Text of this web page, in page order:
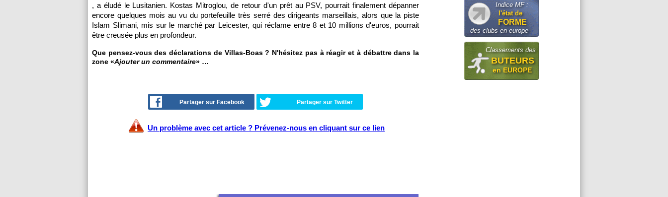
, a éludé le Lusitanien. Kostas Mitroglou, de retour d'un prêt au PSV, pourrait finalement dépanner
encore quelques mois au vu du portefeuille très serré des dirigeants marseillais, alors que la piste
Islam Slimani, mis sur le marché par Leicester, qui réclame entre 8 et 10 millions d'euros, pourrait
être creusée plus en profondeur.
Que pensez-vous des déclarations de Villas-Boas ? N'hésitez pas à réagir et à débattre dans la
zone «Ajouter un commentaire» …
Partager sur Facebook Partager sur Twitter
Un problème avec cet article ? Prévenez-nous en cliquant sur ce lien
Indice MF :
l'état de
FORME
des clubs en europe
Classements des
BUTEURS
en EUROPE